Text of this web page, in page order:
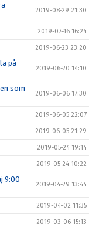
2019-08-29 21:30
2019-07-16 16:24
2019-06-23 23:20
på
2019-06-20 14:10
som
2019-06-06 17:30
2019-06-05 22:07
2019-06-05 21:29
2019-05-24 19:14
2019-05-24 10:22
9:00-
2019-04-29 13:44
2019-04-02 11:35
2019-03-06 15:13